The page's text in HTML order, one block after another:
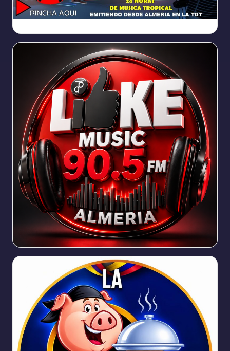
https://broadcast.radioponiente.org:8066/index.html?sid=1